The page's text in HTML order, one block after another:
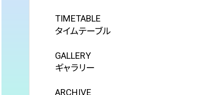
タイムテーブル
ギャラリー